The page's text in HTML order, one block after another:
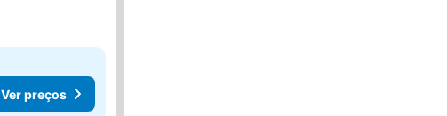
Ver preços